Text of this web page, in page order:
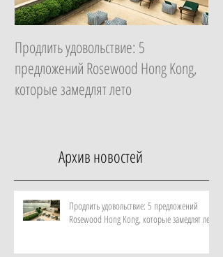
Продлить удовольствие: 5
предложений Rosewood Hong Kong,
которые замедлят лето
Архив новостей
Продлить удовольствие: 5 предложений
Rosewood Hong Kong, которые замедлят лето